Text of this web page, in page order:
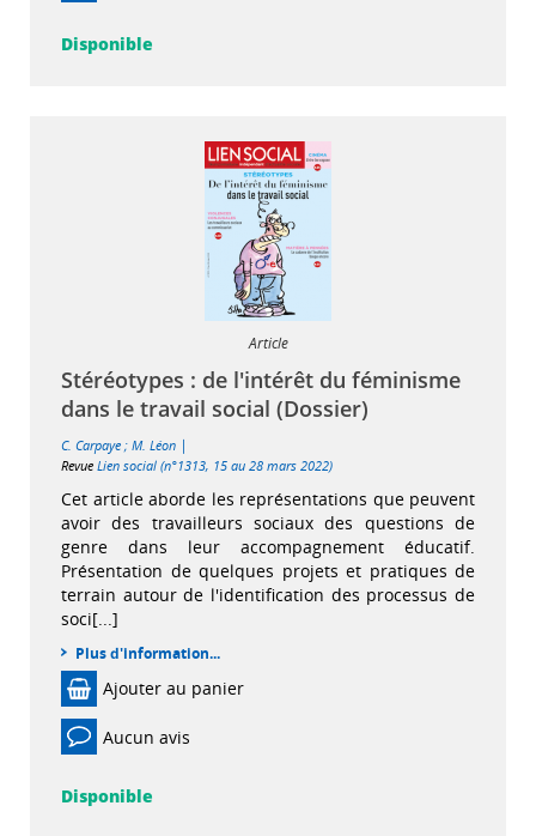
Disponible
Article
Stéréotypes : de l'intérêt du féminisme
dans le travail social (Dossier)
C. Carpaye ; M. Léon |
Revue Lien social (n°1313, 15 au 28 mars 2022)
Cet article aborde les représentations que peuvent
avoir des travailleurs sociaux des questions de
genre dans leur accompagnement éducatif.
Présentation de quelques projets et pratiques de
terrain autour de l'identification des processus de
soci[...]
Plus d'information...
Ajouter au panier
Aucun avis
Disponible